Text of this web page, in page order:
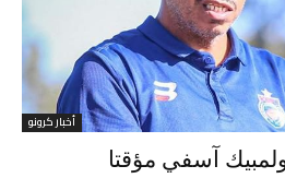
أخبار كرونو
آسفي مؤقتا